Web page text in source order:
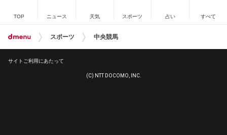
TOP ニュース 天気 スポーツ 占い すべて
スポーツ 中央競馬
サイトご利用にあたって
(C) NTT DOCOMO, INC.